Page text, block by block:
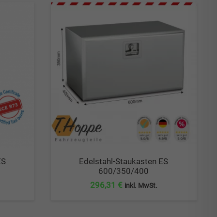
Edelstahl-Staukasten ES
600/350/400
296,31 € inkl. MwSt.